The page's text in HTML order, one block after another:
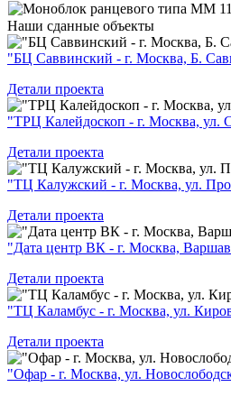
Наши сданные объекты
"БЦ Саввинский - г. Москва, Б.
Детали проекта
"ТРЦ Калейдоскоп - г. Москва, ул.
Детали проекта
"ТЦ Калужский - г. Москва, ул.
Детали проекта
"Дата центр ВК - г. Москва,
Детали проекта
"ТЦ Каламбус - г. Москва, ул.
Детали проекта
"Офар - г. Москва, ул.